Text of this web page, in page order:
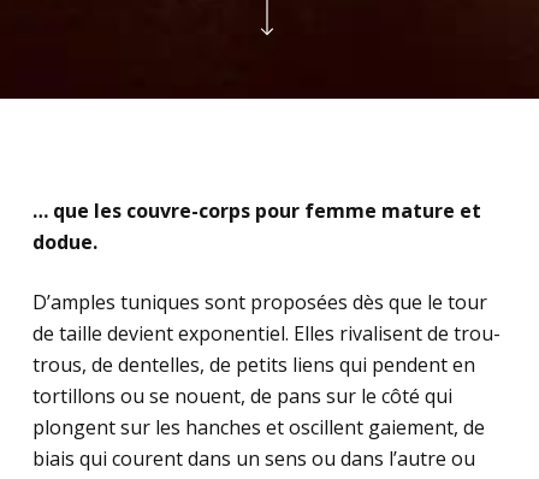
… que les couvre-corps pour femme mature et
dodue.
D’amples tuniques sont proposées dès que le tour
de taille devient exponentiel. Elles rivalisent de trou-
trous, de dentelles, de petits liens qui pendent en
tortillons ou se nouent, de pans sur le côté qui
plongent sur les hanches et oscillent gaiement, de
biais qui courent dans un sens ou dans l’autre ou